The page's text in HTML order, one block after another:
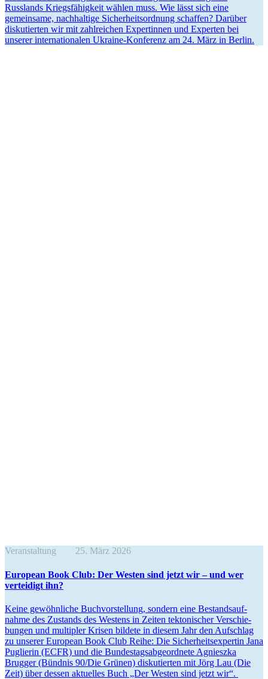
Russlands Kriegs­fä­higkeit wählen muss. Wie lässt sich eine
gemeinsame, nachhaltige Sicher­heits­ordnung schaffen? Darüber
disku­tierten wir mit zahlreichen Exper­tinnen und Experten bei
unserer inter­na­tio­nalen Ukraine-Konferenz am 24. März in Berlin.
Veranstaltung 25. März 2026
European Book Club: Der Westen sind jetzt wir – und wer
verteidigt ihn?
Keine gewöhn­liche Buchvor­stellung, sondern eine Bestands­auf­
nahme des Zustands des Westens in Zeiten tekto­ni­scher Verschie­
bungen und multipler Krisen bildete in diesem Jahr den Aufschlag
zu unserer European Book Club Reihe: Die Sicher­heits­expertin Jana
Puglierin (ECFR) und die Bundes­tags­ab­ge­ordnete Agnieszka
Brugger (Bündnis 90/​Die Grünen) disku­tierten mit Jörg Lau (Die
Zeit) über dessen aktuelles Buch „Der Westen sind jetzt wir“.